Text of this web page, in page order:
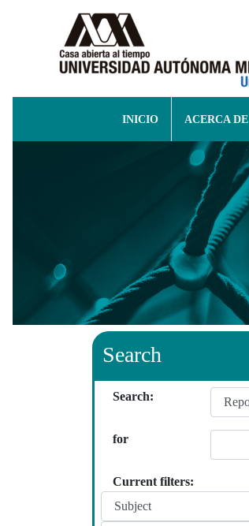
INICIO ACERCA DE
Search
Search:
for
Current filters: